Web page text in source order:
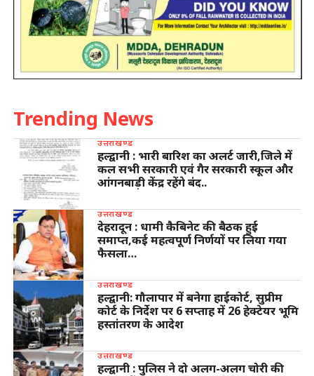
Trending News
उत्तराखण्ड
हल्द्वानी : भारी बारिश का अलर्ट जारी,जिले में
कल सभी सरकारी एवं गैर सरकारी स्कूल और
आंगनबाड़ी केंद्र रहेंगे बंद..
उत्तराखण्ड
देहरादून : धामी कैबिनेट की बैठक हुई
समाप्त,कई महत्वपूर्ण निर्णयों पर लिया गया
फैसला…
उत्तराखण्ड
हल्द्वानी: गौलापार में बनेगा हाईकोर्ट, सुप्रीम
कोर्ट के निर्देश पर 6 सप्ताह में 26 हेक्टेयर भूमि
हस्तांतरण के आदेश
उत्तराखण्ड
हल्द्वानी : पुलिस ने दो अलग-अलग चोरी की